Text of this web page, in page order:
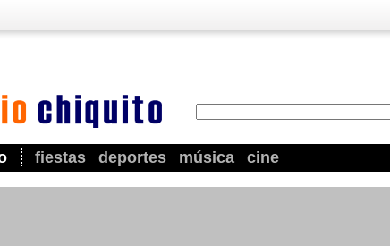
fiestas deportes música cine